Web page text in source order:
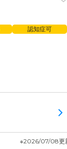
認知症可
※2026/07/08更